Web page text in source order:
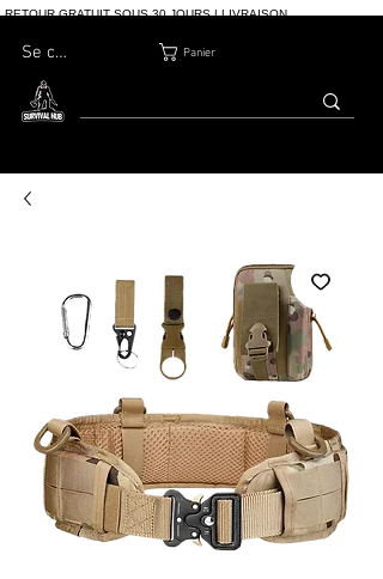
RETOUR GRATUIT SOUS 30 JOURS | LIVRAISON
Panier
Se connecter